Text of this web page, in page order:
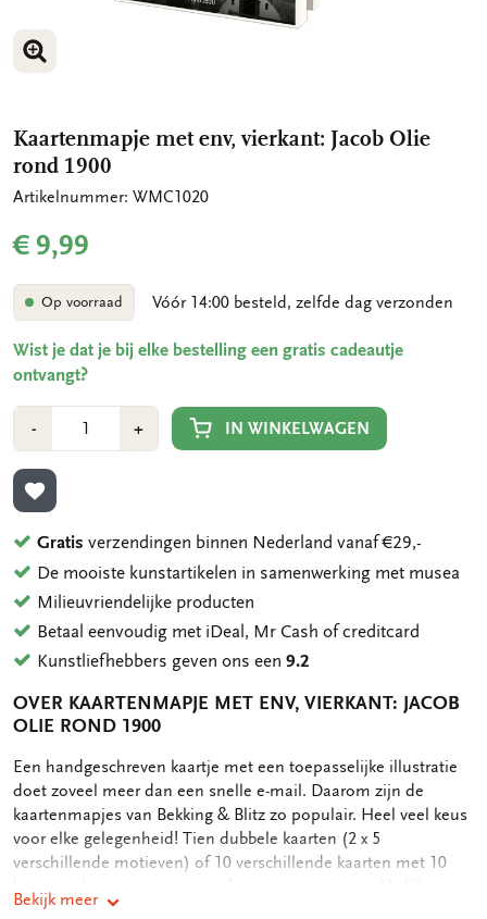
VERGROOT AFBEELDING
VERGROOT AFBEELDING
Kaartenmapje met env, vierkant: Jacob Olie
rond 1900
Artikelnummer: WMC1020
€ 9,99
Op voorraad Vóór 14:00 besteld, zelfde dag verzonden
Wist je dat je bij elke bestelling een gratis cadeautje
ontvangt?
-Min
1
+Plus
1
IN WINKELWAGEN
TOEVOEGEN AAN VERLANGLIJST
Gratis verzendingen binnen Nederland vanaf €29,-
De mooiste kunstartikelen in samenwerking met musea
Milieuvriendelijke producten
Betaal eenvoudig met iDeal, Mr Cash of creditcard
Kunstliefhebbers geven ons een9.2
OVER KAARTENMAPJE MET ENV, VIERKANT: JACOB
OLIE ROND 1900
OMSCHRIJVING
Een handgeschreven kaartje met een toepasselijke illustratie
doet zoveel meer dan een snelle e-mail. Daarom zijn de
kaartenmapjes van Bekking & Blitz zo populair. Heel veel keus
voor elke gelegenheid! Tien dubbele kaarten (2 x 5
verschillende motieven) of 10 verschillende kaarten met 10
kaartenmapje. Op de achterkant van het mapje staan de
Bekijk meer